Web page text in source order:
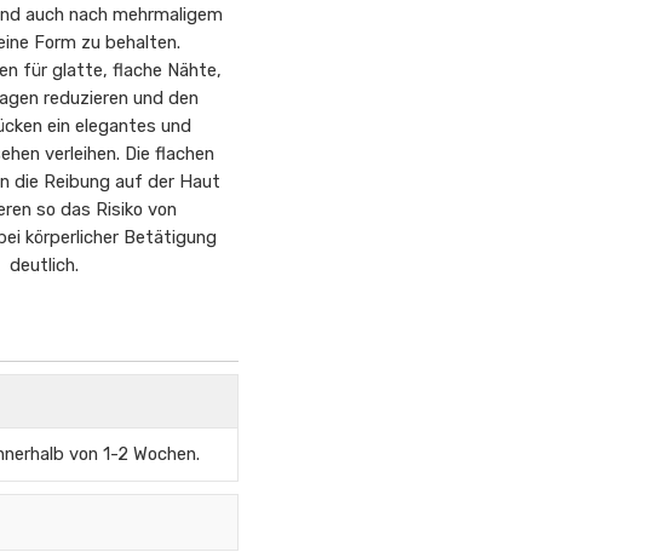
auch nach mehrmaligem
Form zu behalten.
für glatte, flache Nähte,
reduzieren und den
ein elegantes und
verleihen. Die flachen
die Reibung auf der Haut
so das Risiko von
körperlicher Betätigung
deutlich.
von 1-2 Wochen.